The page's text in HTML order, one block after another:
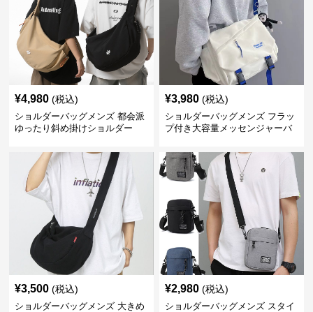
¥4,980 (税込)
ショルダーバッグメンズ 都会派
ゆったり斜め掛けショルダー
¥3,980 (税込)
ショルダーバッグメンズ フラッ
プ付き大容量メッセンジャーバ
¥3,500 (税込)
ショルダーバッグメンズ 大きめ
¥2,980 (税込)
ショルダーバッグメンズ スタイ